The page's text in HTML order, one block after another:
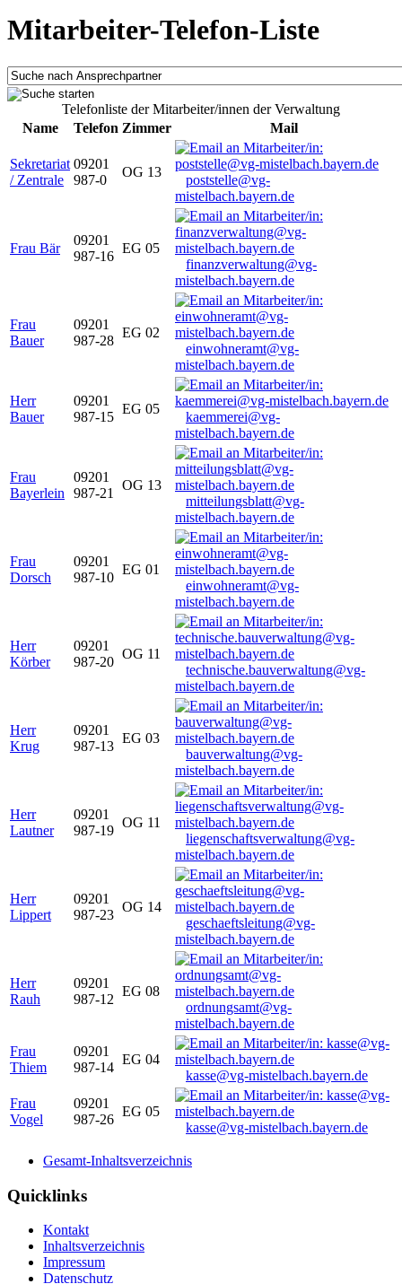
Mitarbeiter-Telefon-Liste
Telefonliste der Mitarbeiter/innen der Verwaltung
Name
Telefon Zimmer Mail
Sekretariat
/ Zentrale
09201
987-0
OG 13
poststelle@vg-
mistelbach.bayern.de
Frau Bär
09201
987-16
EG 05
finanzverwaltung@vg-
mistelbach.bayern.de
Frau
Bauer
09201
987-28
EG 02
einwohneramt@vg-
mistelbach.bayern.de
Herr
Bauer
09201
987-15
EG 05
kaemmerei@vg-
mistelbach.bayern.de
Frau
Bayerlein
09201
987-21
OG 13
mitteilungsblatt@vg-
mistelbach.bayern.de
Frau
Dorsch
09201
987-10
EG 01
einwohneramt@vg-
mistelbach.bayern.de
Herr
Körber
09201
987-20
OG 11
technische.bauverwaltung@vg-
mistelbach.bayern.de
Herr
Krug
09201
987-13
EG 03
bauverwaltung@vg-
mistelbach.bayern.de
Herr
Lautner
09201
987-19
OG 11
liegenschaftsverwaltung@vg-
mistelbach.bayern.de
Herr
Lippert
09201
987-23
OG 14
geschaeftsleitung@vg-
mistelbach.bayern.de
Herr
Rauh
09201
987-12
EG 08
ordnungsamt@vg-
mistelbach.bayern.de
Frau
Thiem
09201
987-14
EG 04
kasse@vg-mistelbach.bayern.de
Frau
Vogel
09201
987-26
EG 05
kasse@vg-mistelbach.bayern.de
Gesamt-Inhaltsverzeichnis
Quicklinks
Kontakt
Inhaltsverzeichnis
Impressum
Datenschutz